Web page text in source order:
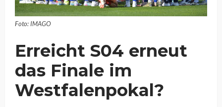
Foto: IMAGO
Erreicht S04 erneut
das Finale im
Westfalenpokal?